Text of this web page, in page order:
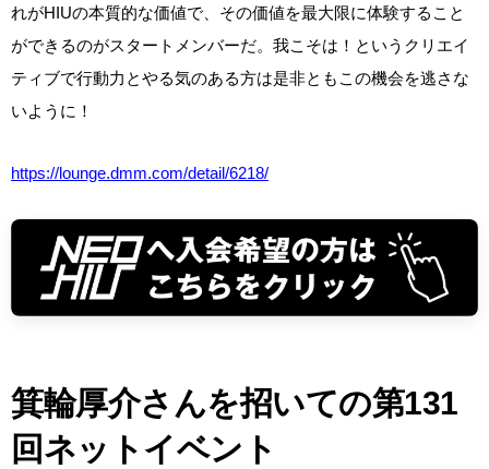
れがHIUの本質的な価値で、その価値を最大限に体験すること
ができるのがスタートメンバーだ。我こそは！というクリエイ
ティブで行動力とやる気のある方は是非ともこの機会を逃さな
いように！
https://lounge.dmm.com/detail/6218/
箕輪厚介さんを招いての第131
回ネットイベント